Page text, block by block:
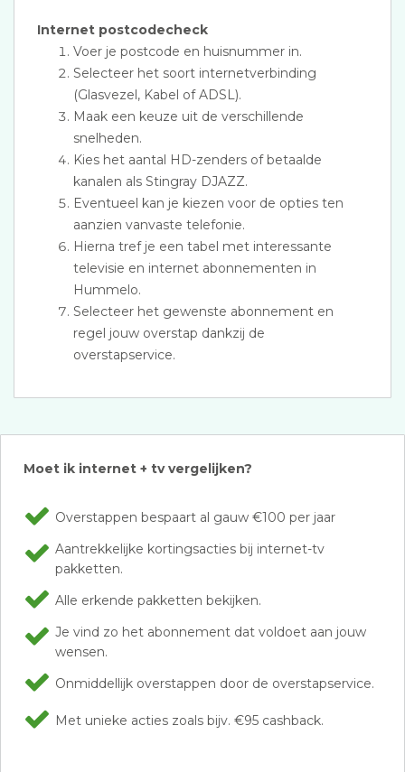
Internet postcodecheck
Voer je postcode en huisnummer in.
Selecteer het soort internetverbinding
(Glasvezel, Kabel of ADSL).
Maak een keuze uit de verschillende
snelheden.
Kies het aantal HD-zenders of betaalde
kanalen als Stingray DJAZZ.
Eventueel kan je kiezen voor de opties ten
aanzien vanvaste telefonie.
Hierna tref je een tabel met interessante
televisie en internet abonnementen in
Hummelo.
Selecteer het gewenste abonnement en
regel jouw overstap dankzij de
overstapservice.
Moet ik internet + tv vergelijken?
Overstappen bespaart al gauw €100 per jaar
Aantrekkelijke kortingsacties bij internet-tv
pakketten.
Alle erkende pakketten bekijken.
Je vind zo het abonnement dat voldoet aan jouw
wensen.
Onmiddellijk overstappen door de overstapservice.
Met unieke acties zoals bijv. €95 cashback.